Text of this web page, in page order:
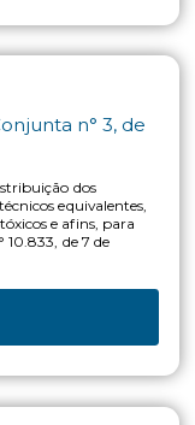
Normativa
de 2005
adotados junto ao
preliminares e de
- RET, para
destinados à